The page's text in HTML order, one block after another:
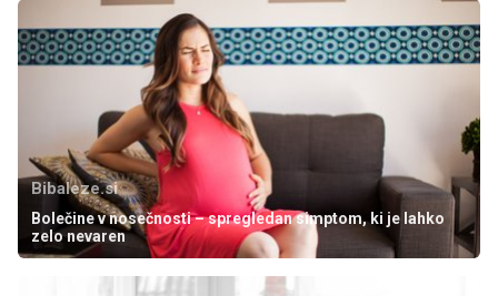
Bibaleze.si
Bolečine v nosečnosti – spregledan simptom, ki je lahko
zelo nevaren